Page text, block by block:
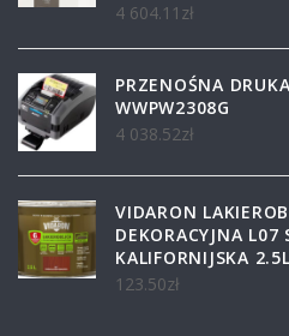
4 604.11 zł
PRZENOŚNA
WWPW2308G
4 038.52zł
VIDARON
DEKORACYJNA L07
KALIFORNIJSKA 2.5L
123.50zł